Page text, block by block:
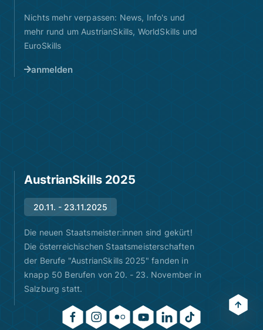
Nichts mehr verpassen: News, Info's und
mehr rund um AustrianSkills, WorldSkills und
EuroSkills
anmelden
AustrianSkills 2025
20.11. - 23.11.2025
Die neuen Staatsmeister:innen sind gekürt!
Die österreichischen Staatsmeisterschaften
der Berufe "AustrianSkills 2025" fanden in
knapp 50 Berufen von 20. - 23. November in
Salzburg statt.